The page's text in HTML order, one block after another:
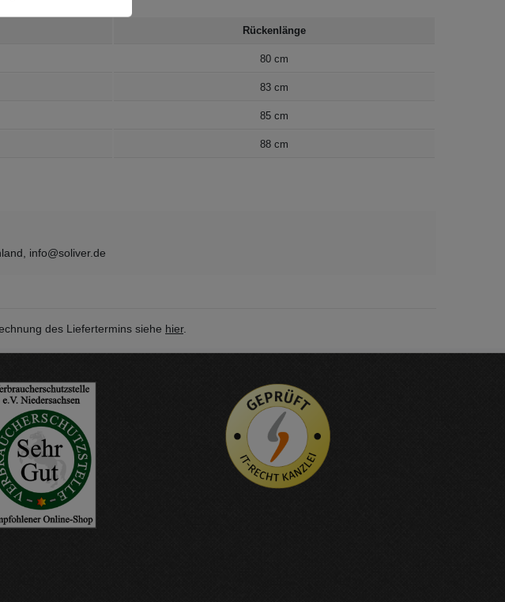
Rückenlänge
80 cm
83 cm
85 cm
88 cm
info@soliver.de
des Liefertermins siehe hier.